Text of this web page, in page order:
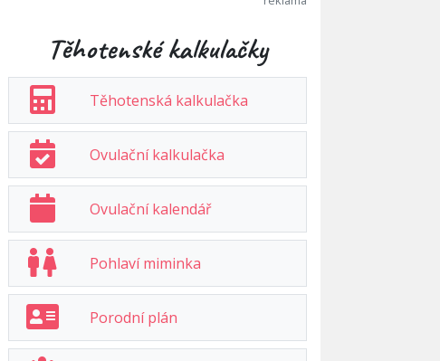
Těhotenské kalkulačky
Těhotenská kalkulačka
Ovulační kalkulačka
Ovulační kalendář
Pohlaví miminka
Porodní plán